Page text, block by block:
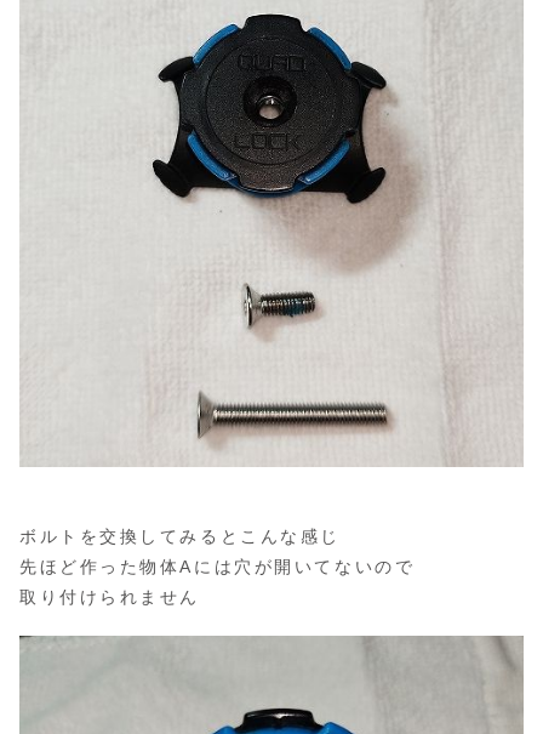
ボルトを交換してみるとこんな感じ
先ほど作った物体Aには穴が開いてないので
取り付けられません